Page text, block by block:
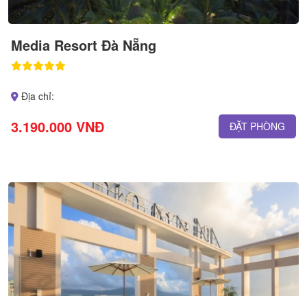
Media Resort Đà Nẵng
Địa chỉ:
3.190.000 VNĐ ĐẶT PHÒNG